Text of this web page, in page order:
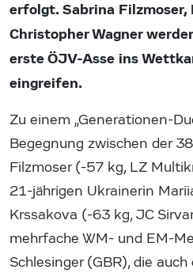
erfolgt. Sabrina Filzmoser,
Christopher Wagner
erste ÖJV-Asse ins
eingreifen.
Zu einem „Generationen-
Begegnung zwischen der
Filzmoser (-57 kg, LZ
21-jährigen Ukrainerin
Krssakova (-63 kg, JC
mehrfache WM- und EM-
Schlesinger (GBR), die